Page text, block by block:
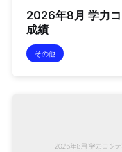
2026年8月 学力
成績
その他